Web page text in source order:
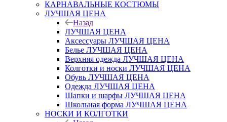
КАРНАВАЛЬНЫЕ КОСТЮМЫ
ЛУЧШАЯ ЦЕНА
Назад
ЛУЧШАЯ ЦЕНА
Аксессуары ЛУЧШАЯ ЦЕНА
Белье ЛУЧШАЯ ЦЕНА
Верхняя одежда ЛУЧШАЯ ЦЕНА
Колготки и носки ЛУЧШАЯ ЦЕНА
Обувь ЛУЧШАЯ ЦЕНА
Одежда ЛУЧШАЯ ЦЕНА
Шапки и шарфы ЛУЧШАЯ ЦЕНА
Школьная форма ЛУЧШАЯ ЦЕНА
НОСКИ И КОЛГОТКИ